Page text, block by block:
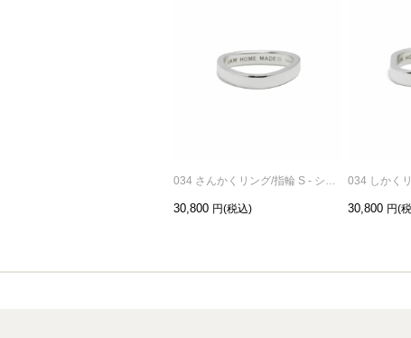
034 さんかくリング/指輪 S - シルバー
30,800 30,800